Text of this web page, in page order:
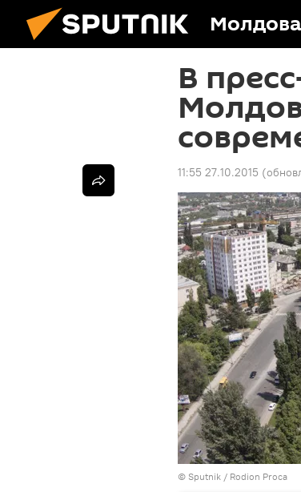
Молдова
В
11:55 27.10.2015
© Sputnik / Rodion Proca